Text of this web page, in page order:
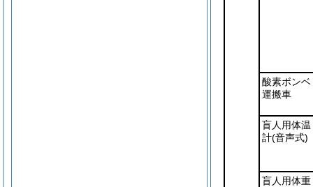
酸素ボンベ
運搬車
盲人用体温
計(音声式)
盲人用体重